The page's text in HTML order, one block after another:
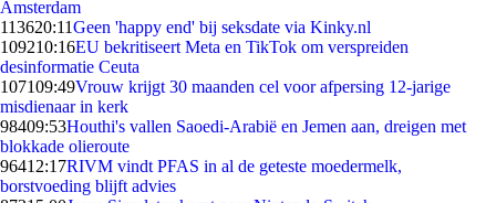
Amsterdam
113620:11Geen 'happy end' bij seksdate via Kinky.nl
109210:16EU bekritiseert Meta en TikTok om verspreiden
desinformatie Ceuta
107109:49Vrouw krijgt 30 maanden cel voor afpersing 12-jarige
misdienaar in kerk
98409:53Houthi's vallen Saoedi-Arabië en Jemen aan, dreigen met
blokkade olieroute
96412:17RIVM vindt PFAS in al de geteste moedermelk,
borstvoeding blijft advies